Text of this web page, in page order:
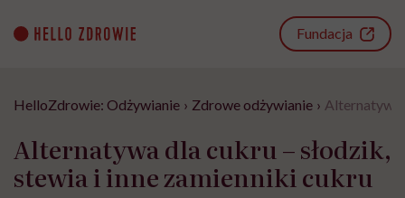
content
Fundacja
HelloZdrowie: Odżywianie › Zdrowe odżywianie › Alternatywa
Alternatywa dla cukru – słodzik,
stewia i inne zamienniki cukru